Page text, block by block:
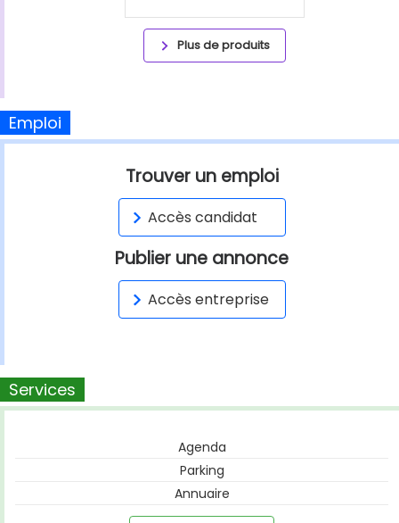
Plus de produits
Emploi
Trouver un emploi
Accès candidat
Publier une annonce
Accès entreprise
Services
Agenda
Parking
Annuaire